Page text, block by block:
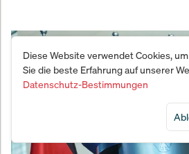
Diese Website verwendet Cookies,
Sie die beste Erfahrung auf unserer
Datenschutz-Bestimmungen